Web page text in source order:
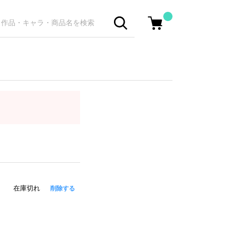
削除する
在庫切れ